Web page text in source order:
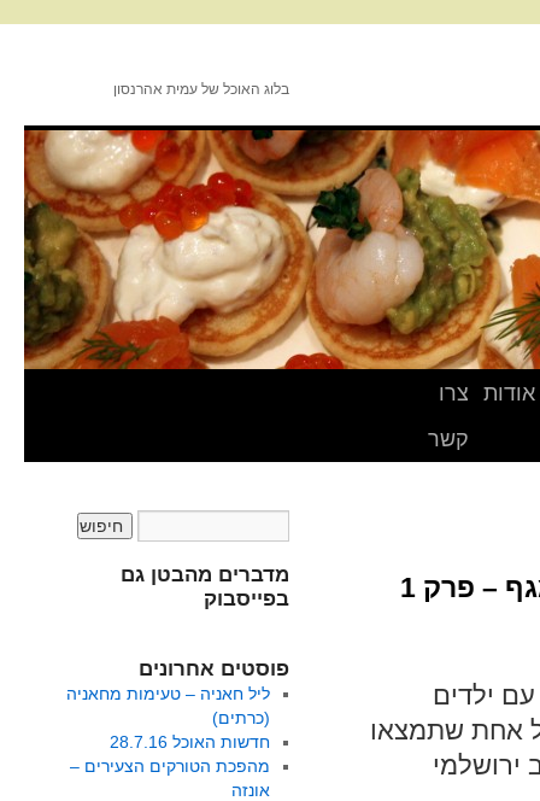
בלוג האוכל של עמית אהרנסון
אודות
צרו
קשר
– פרק 1
ילדים
אחת שתמצאו
ירושלמי
מדברים מהבטן גם
בפייסבוק
פוסטים אחרונים
ליל חאניה – טעימות מחאניה
(כרתים)
חדשות האוכל 28.7.16
מהפכת הטורקים הצעירים –
אונזה